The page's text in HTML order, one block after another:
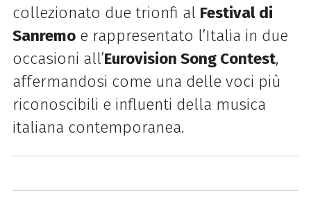
collezionato due trionfi al Festival di
Sanremoe rappresentato l’Italia in due
occasioni all’Eurovision Song Contest,
affermandosi come una delle voci più
riconoscibili e influenti della musica
italiana contemporanea.